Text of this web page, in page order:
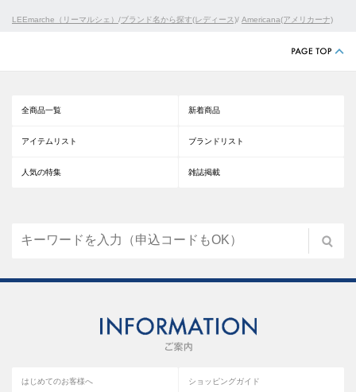
LEEmarche（リーマルシェ） /ブランド名から探す(レディース)/ Americana(アメリカーナ)
全商品一覧 新着商品
アイテムリスト ブランドリスト
人気の特集 雑誌掲載
はじめてのお客様へ ショッピングガイド